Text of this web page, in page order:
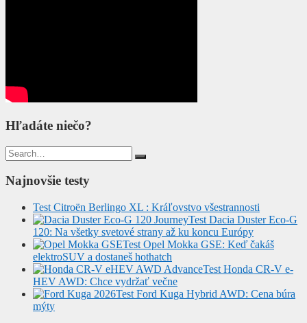
Hľadáte niečo?
Search
for:
Najnovšie testy
Test Citroën Berlingo XL : Kráľovstvo všestrannosti
Test Dacia Duster Eco-G
120: Na všetky svetové strany až ku koncu Európy
Test Opel Mokka GSE: Keď čakáš
elektroSUV a dostaneš hothatch
Test Honda CR-V e-
HEV AWD: Chce vydržať večne
Test Ford Kuga Hybrid AWD: Cena búra
mýty